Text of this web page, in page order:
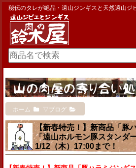
秘伝のタレが絶品・遠山ジンギスと天然遠山ジ
ホーム ▽ブログ
【新春特売！】新商品「豚
「遠山ホルモン豚スタンダ
1/12（木）17:00まで！